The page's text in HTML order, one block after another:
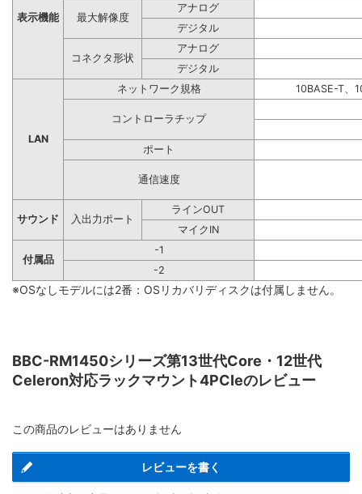
表示機能 最大解像度
アナログ
デジタル
コネクタ形状
アナログ
デジタル
LAN
ネットワーク規格 10BASE-T、
コントローラチップ
ポート
通信速度
サウンド 入出力ポート
ラインOUT
マイクIN
付属品
-1
-2
※OSなしモデルには2番：OSリカバリディスクは付属しません。
BBC-RM1450シリーズ第13世代Core・12世代
Celeron対応ラックマウント4PCIeのレビュー
この商品のレビューはありません
レビューを書く